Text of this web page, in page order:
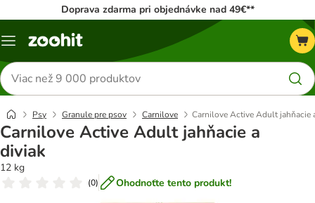
Doprava zdarma pri objednávke nad 49€**
Kategórie
Hľadať
produkty
Psy Granule pre psov Carnilove Carnilove Active Adult jahňacie
Carnilove Active Adult jahňacie a
diviak
12 kg
(0) Ohodnoťte tento produkt!